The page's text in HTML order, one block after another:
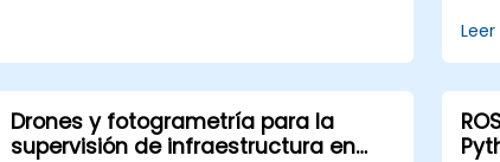
Drones y fotogrametría para la
supervisión de infraestructura en